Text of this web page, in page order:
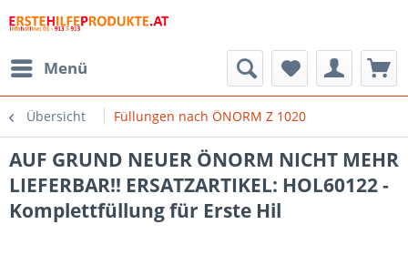
Menü
Übersicht Füllungen nach ÖNORM Z 1020
AUF GRUND NEUER ÖNORM NICHT MEHR
LIEFERBAR!! ERSATZARTIKEL: HOL60122 -
Komplettfüllung für Erste Hil